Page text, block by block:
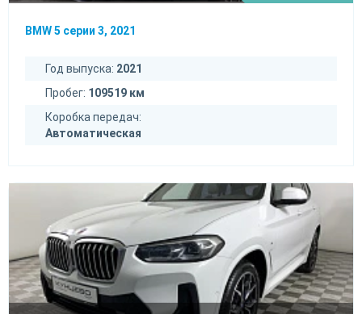
BMW 5 серии 3, 2021
Год выпуска: 2021
Пробег: 109519 км
Коробка передач:
Автоматическая